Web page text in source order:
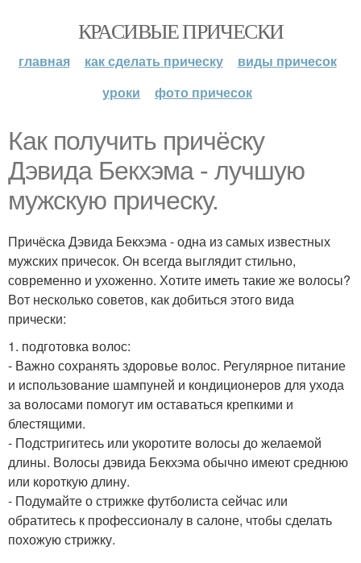
КРАСИВЫЕ ПРИЧЕСКИ
главная как сделать прическу
виды причесок
уроки
фото причесок
Как получить причёску
Дэвида Бекхэма - лучшую
мужскую прическу.
Причёска Дэвида Бекхэма - одна из самых известных
мужских причесок. Он всегда выглядит стильно,
современно и ухоженно. Хотите иметь такие же волосы?
Вот несколько советов, как добиться этого вида
прически:
1. подготовка волос:
- Важно сохранять здоровье волос. Регулярное питание
и использование шампуней и кондиционеров для ухода
за волосами помогут им оставаться крепкими и
блестящими.
- Подстригитесь или укоротите волосы до желаемой
длины. Волосы дэвида Бекхэма обычно имеют среднюю
или короткую длину.
- Подумайте о стрижке футболиста сейчас или
обратитесь к профессионалу в салоне, чтобы сделать
похожую стрижку.